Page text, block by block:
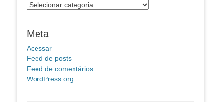
Categorias
Meta
Acessar
Feed de posts
Feed de comentários
WordPress.org